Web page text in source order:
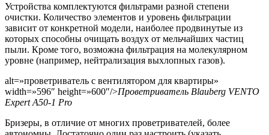
Устройства комплектуются фильтрами разной степени
очистки. Количество элементов и уровень фильтрации
зависит от конкретной модели, наиболее продвинутые из
которых способны очищать воздух от мельчайших частиц
пыли. Кроме того, возможна фильтрация на молекулярном
уровне (например, нейтрализация выхлопных газов).
alt=»проветриватель с вентилятором для квартиры»
width=»596″ height=»600″/>Проветриватель Blauberg VENTO
Expert A50-1 Pro
Бризеры, в отличие от многих проветривателей, более